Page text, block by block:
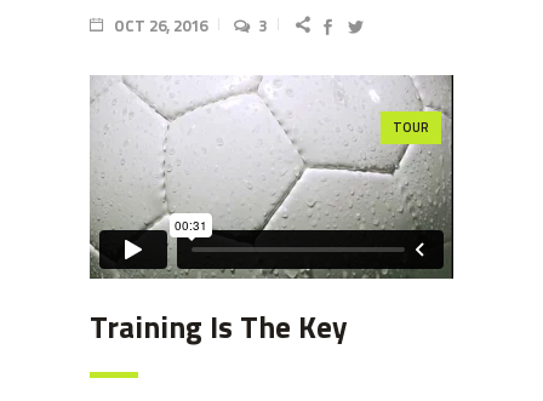
OCT 26, 2016 3
TOUR
Training Is The Key